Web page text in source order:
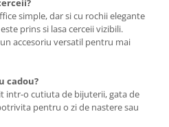
simple, dar si cu rochii elegante
prins si lasa cerceii vizibili.
accesoriu versatil pentru mai
cadou?
intr-o cutiuta de bijuterii, gata de
pentru o zi de nastere sau